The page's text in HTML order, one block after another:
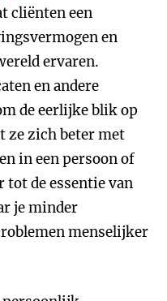
cliënten een
en
ervaren.
en andere
de eerlijke blik op
ze zich beter met
in een persoon of
tot de essentie van
je minder
menselijker